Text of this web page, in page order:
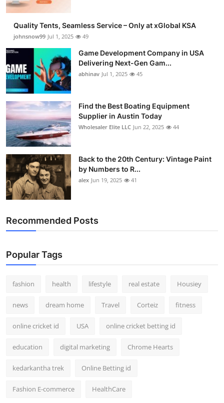
Quality Tents, Seamless Service – Only at xGlobal KSA
johnsnow99 Jul 1, 2025 49
Game Development Company in USA
Delivering Next-Gen Gam...
abhinav Jul 1, 2025 45
Find the Best Boating Equipment
Supplier in Austin Today
Wholesaler Elite LLC Jun 22, 2025 44
Back to the 20th Century: Vintage Paint
by Numbers to R...
alex Jun 19, 2025 41
Recommended Posts
Popular Tags
fashion health lifestyle real estate Housiey
news dream home Travel Corteiz fitness
online cricket id USA online cricket betting id
education digital marketing Chrome Hearts
kedarkantha trek Online Betting id
Fashion E-commerce HealthCare